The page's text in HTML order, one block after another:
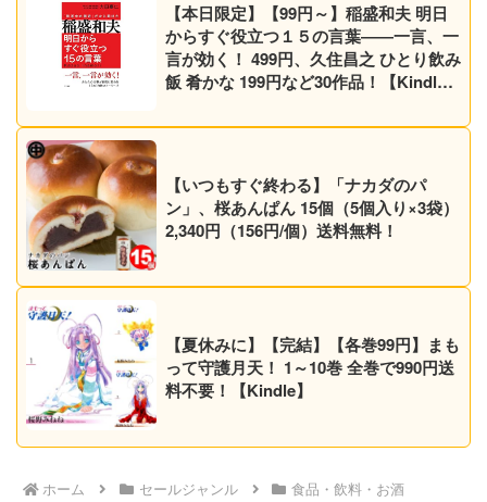
【本日限定】【99円～】稲盛和夫 明日
からすぐ役立つ１５の言葉――一言、一
言が効く！ 499円、久住昌之 ひとり飲み
飯 肴かな 199円など30作品！【Kindle
【いつもすぐ終わる】「ナカダのパ
ン」、桜あんぱん 15個（5個入り×3袋）
2,340円（156円/個）送料無料！
【夏休みに】【完結】【各巻99円】まも
って守護月天！ 1～10巻 全巻で990円送
料不要！【Kindle】
ホーム セールジャンル 食品・飲料・お酒